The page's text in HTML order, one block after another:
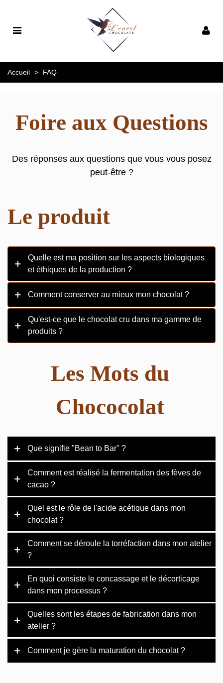
Accueil > FAQ
Foire aux Questions
Des réponses aux questions que vous vous posez
peut-être ?
Le produit
Quelle est ma position sur les aspects biologiques
et éthiques de la production ?
Comment conserver au mieux mon chocolat ?
Qu'est-ce que le chocolat cru dans ma gamme de
produits ?
Les Mots du
Chococolat
Que signifie "Bean to Bar" ?
Comment est réalisé la fermentation des fèves de
cacao ?
Quel est le rôle de l'acide acétique dans mon
chocolat ?
Comment se déroule la torréfaction dans mon atelier
?
En quoi consiste le concassage et le décorticage
dans mon processus ?
Quelles sont les étapes de fabrication dans mon
atelier ?
Comment je gère la maturation du chocolat ?